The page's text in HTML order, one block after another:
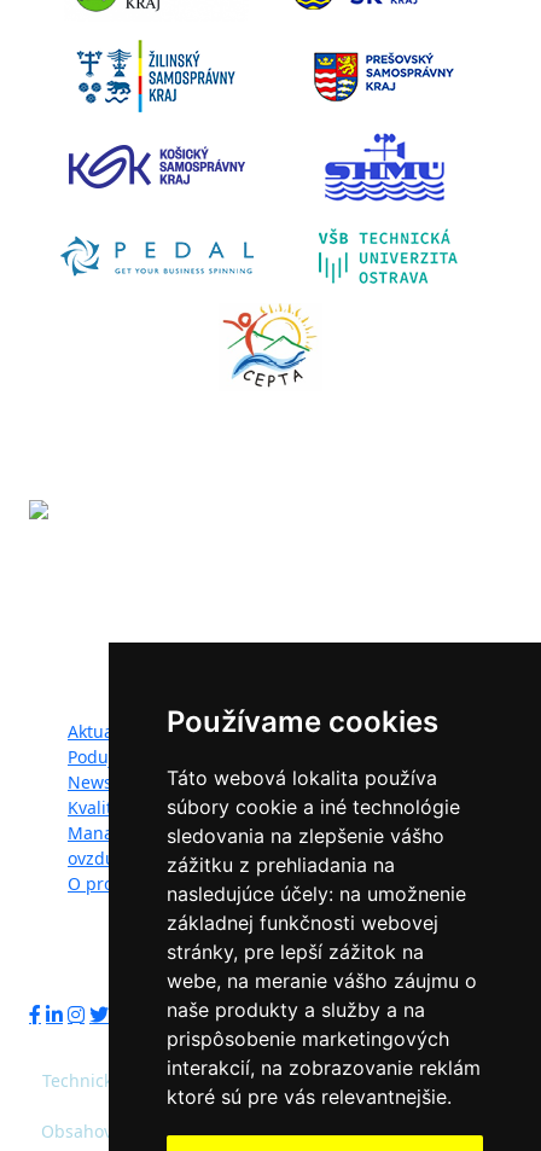
Používame cookies
Táto webová lokalita používa
súbory cookie a iné technológie
sledovania na zlepšenie vášho
zážitku z prehliadania na
nasledujúce účely: na umožnenie
základnej funkčnosti webovej
stránky, pre lepší zážitok na
webe, na meranie vášho záujmu o
naše produkty a služby a na
prispôsobenie marketingových
interakcií, na zobrazovanie reklám
ktoré sú pre vás relevantnejšie.
Aktuality
Podujatia
Newsletter
Kvalita ovzdušia
Manažéri kvality
ovzdušia
O projekte
Dokumenty
Videogaléria
Kontakt
Ochrana osobných
údajov
Sledujte nás:
Technický prevádzkovateľ: Slovenská agentúra životného
prostredia
Obsahový správca: Ministerstvo životného prostredia SR,